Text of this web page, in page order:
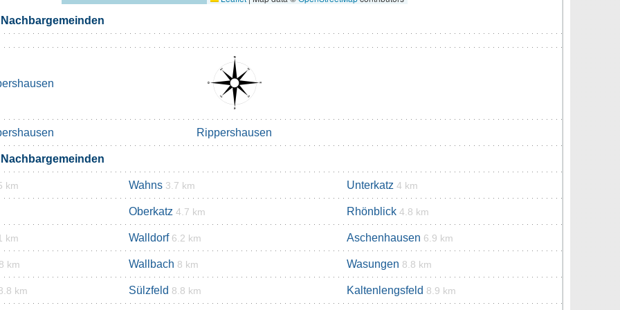
Rippershausen
km Wahns 3.7 km Unterkatz 4 km
Oberkatz 4.7 km Rhönblick 4.8 km
km Walldorf 6.2 km Aschenhausen 6.9 km
km Wallbach 8 km Wasungen 8.8 km
km Sülzfeld 8.8 km Kaltenlengsfeld 8.9 km